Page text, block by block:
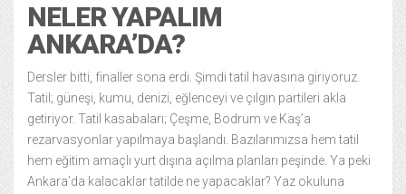
NELER YAPALIM
ANKARA’DA?
Dersler bitti, finaller sona erdi. Şimdi tatil havasına giriyoruz.
Tatil; güneşi, kumu, denizi, eğlenceyi ve çılgın partileri akla
getiriyor. Tatil kasabaları; Çeşme, Bodrum ve Kaş’a
rezarvasyonlar yapılmaya başlandı. Bazılarımızsa hem tatil
hem eğitim amaçlı yurt dışına açılma planları peşinde. Ya peki
Ankara’da kalacaklar tatilde ne yapacaklar? Yaz okuluna